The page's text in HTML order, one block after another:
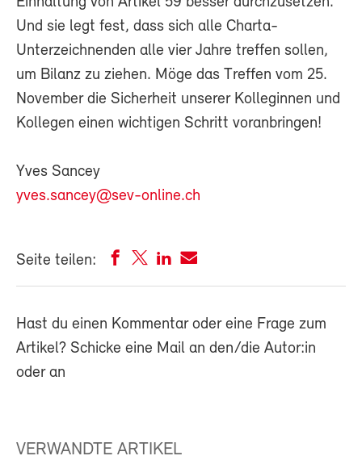
Und sie legt fest, dass sich alle Charta-
Unterzeichnenden alle vier Jahre treffen sollen,
um Bilanz zu ziehen. Möge das Treffen vom 25.
November die Sicherheit unserer Kolleginnen und
Kollegen einen wichtigen Schritt voranbringen!
Yves Sancey
yves.sancey@sev-online.ch
Seite teilen:
Hast du einen Kommentar oder eine Frage zum
Artikel? Schicke eine Mail an den/die Autor:in
oder an
VERWANDTE ARTIKEL